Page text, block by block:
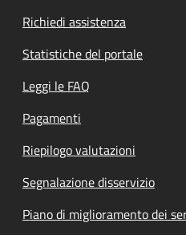
Richiedi assistenza
Statistiche del portale
Leggi le FAQ
Pagamenti
Riepilogo valutazioni
Segnalazione disservizio
Piano di miglioramento dei